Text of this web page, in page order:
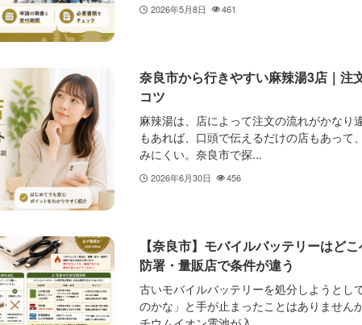
2026年5月8日 461
奈良市から行きやすい麻辣湯3店｜注
コツ
麻辣湯は、店によって注文の流れがかなり
もあれば、口頭で伝えるだけの店もあって
みにくい。奈良市で探...
2026年6月30日 456
【奈良市】モバイルバッテリーはど
防署・量販店で条件が違う
古いモバイルバッテリーを処分しようとし
のかな」と手が止まったことはありません